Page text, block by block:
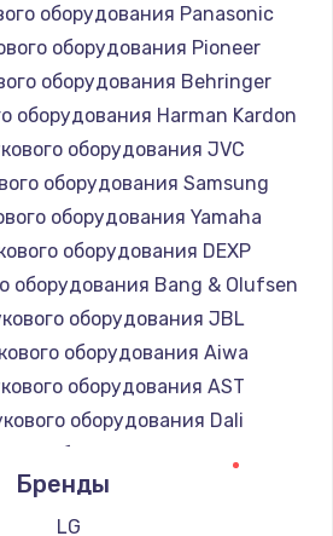
оборудования Panasonic
оборудования Pioneer
оборудования Behringer
оборудования Harman Kardon
оборудования JVC
оборудования Samsung
оборудования Yamaha
оборудования DEXP
оборудования Bang & Olufsen
оборудования JBL
оборудования Aiwa
оборудования AST
оборудования Dali
оборудования Marshall
оборудования Supra
Бренды
LG